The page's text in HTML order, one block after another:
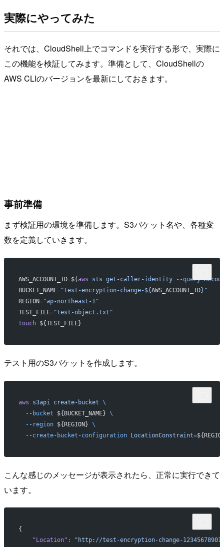
実際にやってみた
それでは、CloudShell上でコマンドを実行する形で、実際に
この機能を検証してみます。準備として、CloudShellの
AWS CLIのバージョンを最新にしておきます。
事前準備
まず検証用の環境を準備します。S3バケット名や、各種変
数を定義していきます。
AWS_ACCOUNT_ID=$(aws sts get-caller-identity --query
BUCKET_NAME="test-encryption-change-${AWS_ACCOUNT_ID}"
REGION="ap-northeast-1"
TEST_FILE="test-object.txt"
touch ${TEST_FILE}
テスト用のS3バケットを作成します。
aws s3api create-bucket \
  --bucket
${BUCKET_NAME} \
  --region
${REGION} \
  --create-bucket-configuration
LocationConstraint=
こんな感じのメッセージが表示されたら、正常に実行できて
います。
{
    "Location"
:
"http://test-encryption-change-